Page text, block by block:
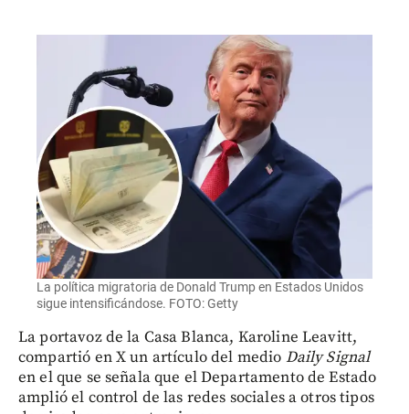
La política migratoria de Donald Trump en Estados Unidos
sigue intensificándose. FOTO: Getty
La portavoz de la Casa Blanca, Karoline Leavitt,
compartió en X un artículo del medio Daily Signal
en el que se señala que el Departamento de Estado
amplió el control de las redes sociales a otros tipos